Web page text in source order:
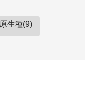
原生種(9)